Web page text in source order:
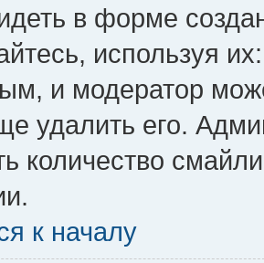
в форме
используя
и модератор
удалить его.
количество
к началу